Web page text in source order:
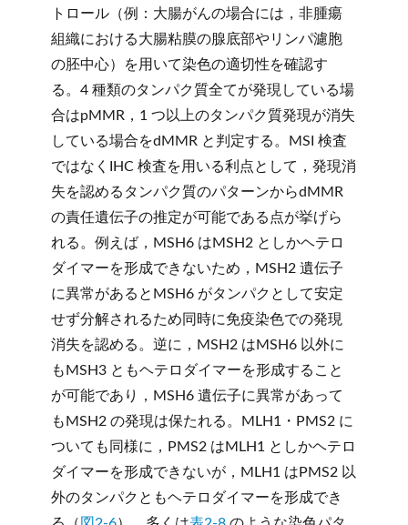
トロール（例：大腸がんの場合には，非腫瘍
組織における大腸粘膜の腺底部やリンパ濾胞
の胚中心）を用いて染色の適切性を確認す
る。4 種類のタンパク質全てが発現している場
合はpMMR，1 つ以上のタンパク質発現が消失
している場合をdMMR と判定する。MSI 検査
ではなくIHC 検査を用いる利点として，発現消
失を認めるタンパク質のパターンからdMMR
の責任遺伝子の推定が可能である点が挙げら
れる。例えば，MSH6 はMSH2 としかヘテロ
ダイマーを形成できないため，MSH2 遺伝子
に異常があるとMSH6 がタンパクとして安定
せず分解されるため同時に免疫染色での発現
消失を認める。逆に，MSH2 はMSH6 以外に
もMSH3 ともヘテロダイマーを形成すること
が可能であり，MSH6 遺伝子に異常があって
もMSH2 の発現は保たれる。MLH1・PMS2 に
ついても同様に，PMS2 はMLH1 としかヘテロ
ダイマーを形成できないが，MLH1 はPMS2 以
外のタンパクともヘテロダイマーを形成でき